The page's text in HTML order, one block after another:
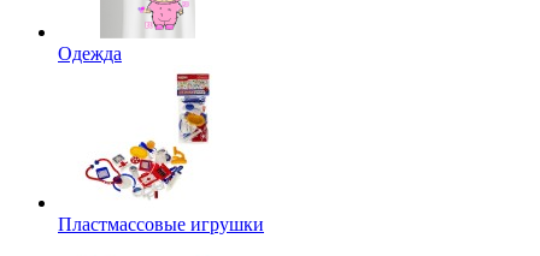
Одежда
Пластмассовые игрушки